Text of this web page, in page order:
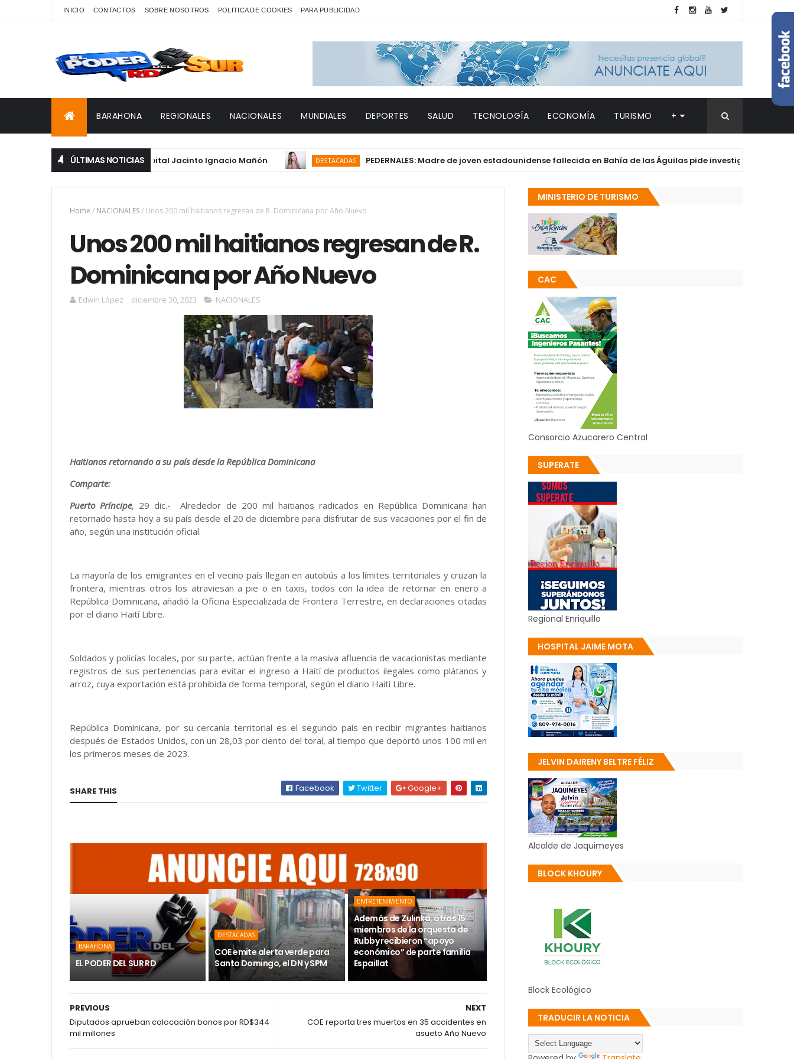
INICIO CONTACTOS SOBRE NOSOTROS POLITICA DE COOKIES PARA PUBLICIDAD
BARAHONA REGIONALES NACIONALES MUNDIALES DEPORTES SALUD TECNOLOGÍA ECONOMÍA TURISMO +
ÚLTIMAS NOTICIAS
no programada al Hospital Jacinto Ignacio Mañón DESTACADAS PEDERNALES: Madre de joven estadounidense fallecida en Bahía de las Águilas pide investigación exhaustiva
Home / NACIONALES/ Unos 200 mil haitianos regresan de R. Dominicana por Año Nuevo
Unos 200 mil haitianos regresan de R.
Dominicana por Año Nuevo
Edwin López diciembre 30, 2023 NACIONALES
Haitianos retornando a su país desde la República Dominicana
Comparte:
Puerto Príncipe, 29 dic.- Alrededor de 200 mil haitianos radicados en República Dominicana han
retornado hasta hoy a su país desde el 20 de diciembre para disfrutar de sus vacaciones por el fin de
año, según una institución oficial.
La mayoría de los emigrantes en el vecino país llegan en autobús a los límites territoriales y cruzan la
frontera, mientras otros los atraviesan a pie o en taxis, todos con la idea de retornar en enero a
República Dominicana, añadió la Oficina Especializada de Frontera Terrestre, en declaraciones citadas
por el diario Haití Libre.
Soldados y policías locales, por su parte, actúan frente a la masiva afluencia de vacacionistas mediante
registros de sus pertenencias para evitar el ingreso a Haití de productos ilegales como plátanos y
arroz, cuya exportación está prohibida de forma temporal, según el diario Haití Libre.
República Dominicana, por su cercanía territorial es el segundo país en recibir migrantes haitianos
después de Estados Unidos, con un 28,03 por ciento del toral, al tiempo que deportó unos 100 mil en
los primeros meses de 2023.
SHARE THIS Facebook Twitter Google+
BARAHONA
EL PODER DEL SUR RD
DESTACADAS
COE emite alerta verde para
Santo Domingo, el DN y SPM
ENTRETENIMIENTO
Además de Zulinka, otros 15
miembros de la orquesta de
Rubby recibieron “apoyo
económico” de parte familia
Espaillat
NEXT
COE reporta tres muertos en 35 accidentes en
asueto Año Nuevo
PREVIOUS
Diputados aprueban colocación bonos por RD$344
mil millones
MINISTERIO DE TURISMO
CAC
Consorcio Azucarero Central
SUPERATE
Regional Enriquillo
HOSPITAL JAIME MOTA
JELVIN DAIRENY BELTRE FÉLIZ
Alcalde de Jaquimeyes
BLOCK KHOURY
Block Ecológico
TRADUCIR LA NOTICIA